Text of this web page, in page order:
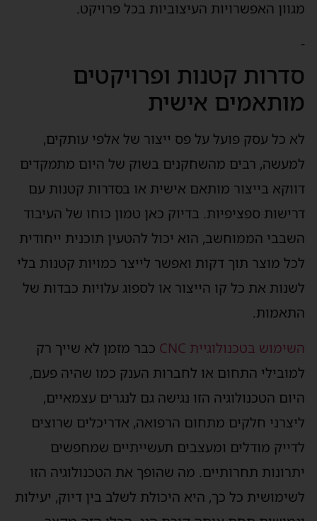
מגוון האפשרויות העיצוביות בכל פרויקט.
-
סדרות קטנות ופרויקטים
מותאמים אישית
לא כל עסק פועל על פס ייצור של אלפי עותקים,
למעשה, רבים מהשחקנים בשוק של היום מתמקדים
דווקא בייצור מותאם אישית או בסדרות קטנות עם
דרישות ספציפיות. בדיוק כאן טמון כוחו של העיבוד
השבבי הממוחשב, הוא יכול להטעין תוכנית ייחודית
לכל מוצר תוך דקות ואפשר לייצר כמויות קטנות בלי
לשנות את כל קו הייצור או לספוג עלויות כבדות של
התאמות.
השימוש בטכנולוגיית CNC
כבר מזמן לא שייך רק
למובילי התחום או לחברות הענק כמו שהיה פעם,
היום הטכנולוגיה הזו נגישה גם לנגרים עצמאיים,
ליצרני חלקים מתחום הרפואה, אדריכלים שרוצים
לדייק מודלים ומעצבים תעשייתיים שמחפשים
יתרונות תחרותיים. מה שהופך את הטכנולוגיה הזו
לשימושית כל כך, היא היכולת לשלב בין דיוק, יעילות